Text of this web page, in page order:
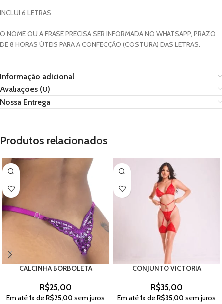
INCLUI 6 LETRAS
O NOME OU A FRASE PRECISA SER INFORMADA NO WHATSAPP, PRAZO
DE 8 HORAS ÚTEIS PARA A CONFECÇÃO (COSTURA) DAS LETRAS.
Informação adicional
Avaliações (0)
Nossa Entrega
Produtos relacionados
CALCINHA BORBOLETA
R$25,00
Em até1x de R$25,00 sem juros
CONJUNTO VICTORIA
R$35,00
Em até1x de R$35,00 sem juros